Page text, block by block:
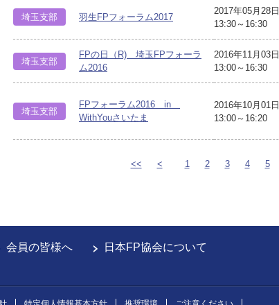
埼玉支部 羽生FPフォーラム2017
2017年05月28日
13:30～16:30
埼玉支部
FPの日（R) 埼玉FPフォーラ
ム2016
2016年11月03日
13:00～16:30
埼玉支部
FPフォーラム2016 in
WithYouさいたま
2016年10月01日
13:00～16:20
<< < 1 2 3 4 5
会員の皆様へ 日本FP協会について